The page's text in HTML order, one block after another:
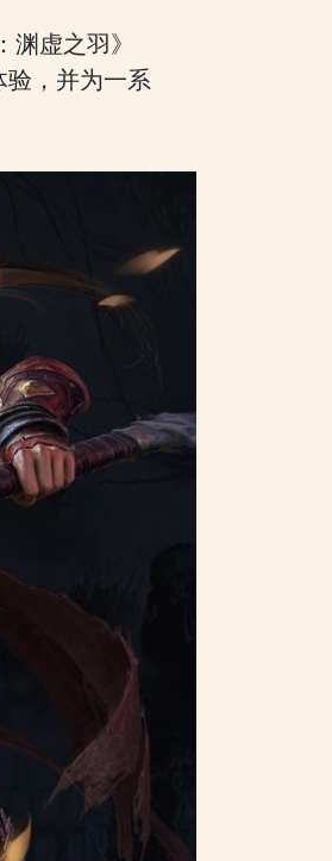
虚之羽》
，并为一系